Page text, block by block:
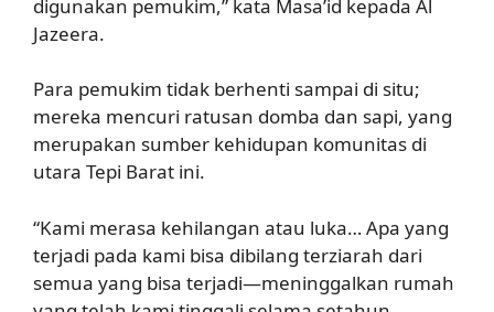
digunakan pemukim,” kata Masa’id kepada Al
Jazeera.
Para pemukim tidak berhenti sampai di situ;
mereka mencuri ratusan domba dan sapi, yang
merupakan sumber kehidupan komunitas di
utara Tepi Barat ini.
“Kami merasa kehilangan atau luka… Apa yang
terjadi pada kami bisa dibilang terziarah dari
semua yang bisa terjadi—meninggalkan rumah